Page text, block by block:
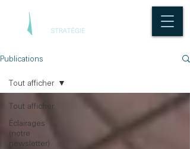
Publications
Tout afficher
Éclairages
(notre
newsletter)
Tout afficher